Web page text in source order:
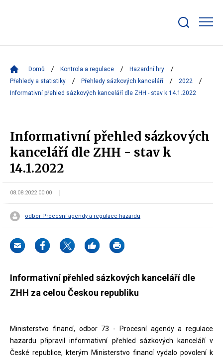
bar
Domů Kontrola a regulace
Hazardní hry
Přehledy a statistiky
Přehledy sázkových kanceláří
2022
Informativní přehled sázkových kanceláří dle ZHH - stav k 14.1.2022
Informativní přehled sázkových
kanceláří dle ZHH - stav k
14.1.2022
08.08.2022 00:00
odbor Procesní agendy a regulace hazardu
Informativní přehled sázkových kanceláří dle
ZHH za celou Českou republiku
Ministerstvo financí, odbor 73 - Procesní agendy a regulace
hazardu připravil informativní přehled sázkových kanceláří v
České republice, kterým Ministerstvo financí vydalo povolení k